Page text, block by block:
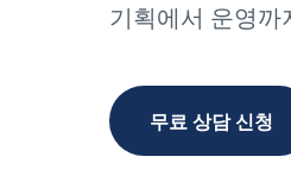
기획에서 운영까
무료 상담 신청